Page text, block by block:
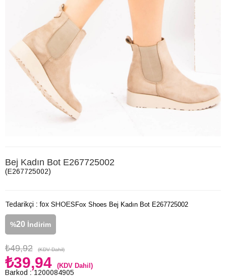
Bej Kadın Bot E267725002
(E267725002)
Tedarikçi : fox SHOES
%20 İndirim
₺49,92 (KDV Dahil)
₺39,94 (KDV Dahil)
Barkod : 1200084905
Fox Shoes Bej Kadın Bot E267725002